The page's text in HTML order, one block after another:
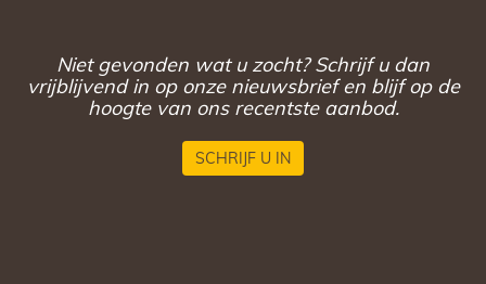
Niet gevonden wat u zocht? Schrijf u dan
vrijblijvend in op onze nieuwsbrief en blijf op de
hoogte van ons recentste aanbod.
SCHRIJF U IN